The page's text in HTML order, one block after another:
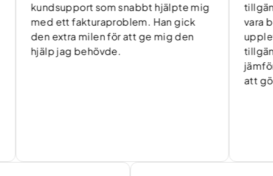
kundsupport som snabbt hjälpte mig
med ett fakturaproblem. Han gick
den extra milen för att ge mig den
hjälp jag behövde.
tillgänglig
vara
jämfört
att göra